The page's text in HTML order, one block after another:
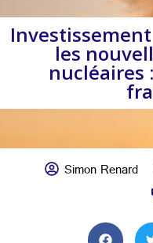
les
nucléaires
Simon Renard